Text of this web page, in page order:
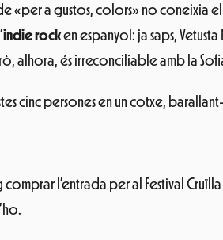
«per a gustos, colors» no coneixia el
indie rocken espanyol: ja saps,
alhora, és irreconciliable amb la
cinc persones en un cotxe,
comprar l’entrada per al Festival